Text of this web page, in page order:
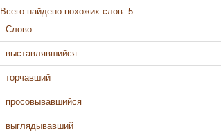
Всего найдено похожих слов: 5
Слово
выставлявшийся
торчавший
просовывавшийся
выглядывавший